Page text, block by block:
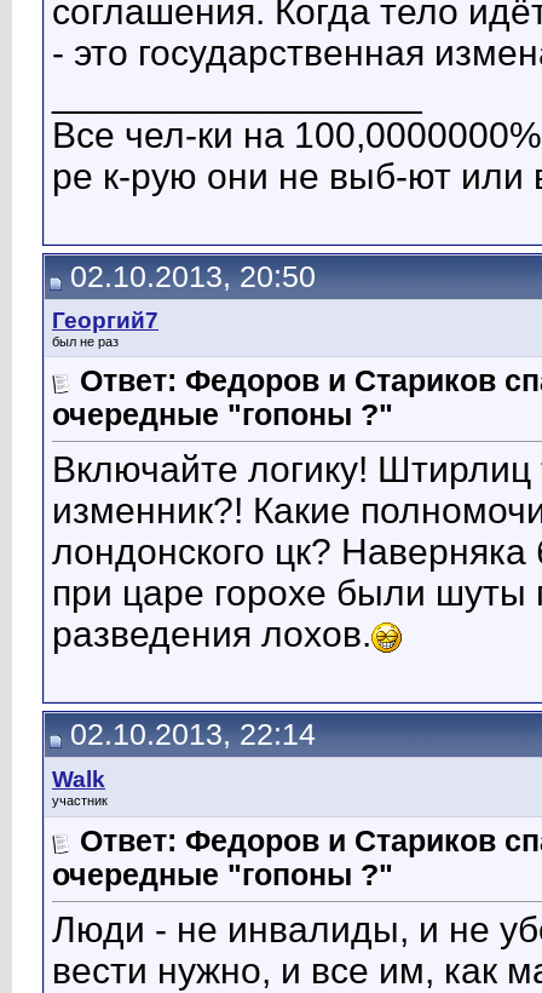
соглашения. Когда тело
- это государственная
Все чел-ки на
ре к-рую они не выб-ют или
02.10.2013, 20:50
Георгий7
был не раз
Ответ: Федоров и Стариков
очередные "гопоны ?"
Включайте логику!
изменник?! Какие
лондонского цк?
при царе горохе были
разведения лохов.
02.10.2013, 22:14
Walk
участник
Ответ: Федоров и Стариков
очередные "гопоны ?"
Люди - не инвалиды, и не
вести нужно, и все им, как